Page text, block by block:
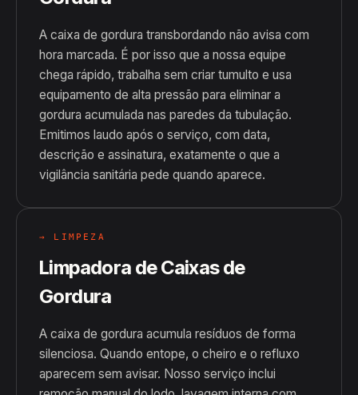
A caixa de gordura transbordando não avisa com
hora marcada. É por isso que a nossa equipe
chega rápido, trabalha sem criar tumulto e usa
equipamento de alta pressão para eliminar a
gordura acumulada nas paredes da tubulação.
Emitimos laudo após o serviço, com data,
descrição e assinatura, exatamente o que a
vigilância sanitária pede quando aparece.
→ LIMPEZA
Limpadora de Caixas de
Gordura
A caixa de gordura acumula resíduos de forma
silenciosa. Quando entope, o cheiro e o refluxo
aparecem sem avisar. Nosso serviço inclui